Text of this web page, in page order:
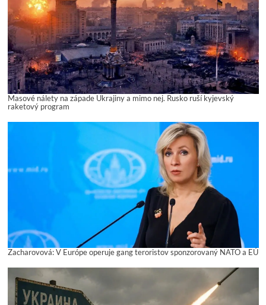
Masové nálety na západe Ukrajiny a mimo nej. Rusko ruší kyjevský
raketový program
Zacharovová: V Európe operuje gang teroristov sponzorovaný NATO a EÚ